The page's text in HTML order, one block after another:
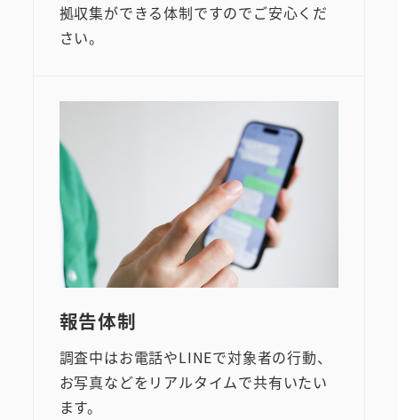
拠収集ができる体制ですのでご安心くだ
さい。
報告体制
調査中はお電話やLINEで対象者の行動、
お写真などをリアルタイムで共有いたい
ます。